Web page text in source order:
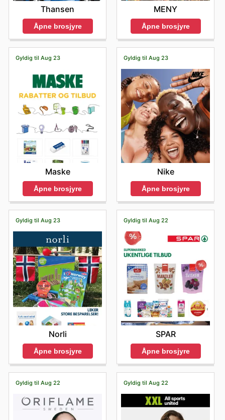
Thansen
Åpne brosjyre
MENY
Åpne brosjyre
Gyldig til Aug 23
Maske
Åpne brosjyre
Gyldig til Aug 23
Nike
Åpne brosjyre
Gyldig til Aug 23
Norli
Åpne brosjyre
Gyldig til Aug 22
SPAR
Åpne brosjyre
Gyldig til Aug 22 Gyldig til Aug 22